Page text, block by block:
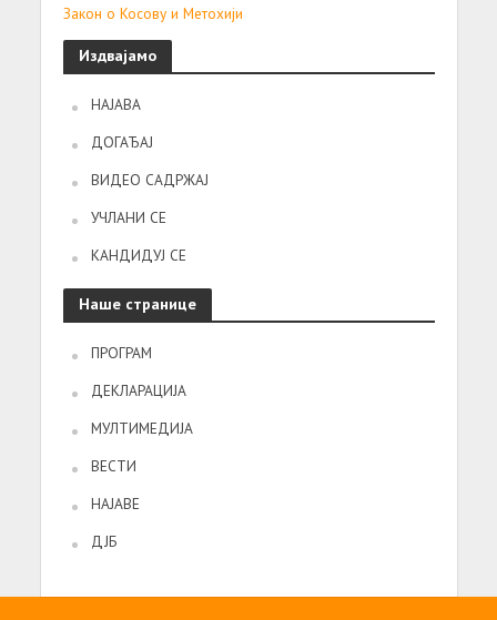
Закон о Косову и Метохији
Издвајамо
НАЈАВА
ДОГАЂАЈ
ВИДЕО САДРЖАЈ
УЧЛАНИ СЕ
КАНДИДУЈ СЕ
Наше странице
ПРОГРАМ
ДЕКЛАРАЦИЈА
МУЛТИМЕДИЈА
ВЕСТИ
НАЈАВЕ
ДЈБ